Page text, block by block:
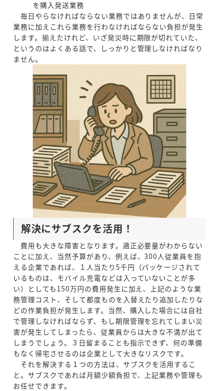
を購入発送業務
毎日やらなければならない業務ではありませんが、日常
業務に加えこれら業務を行わなければならない負担が発生
します。揃えたけれど、いざ発災時に期限が切れていた、
というのはよくある話で、しっかりと管理しなければなり
ません。
解決にサブスクを活用！
費用も大きな障害となります。適正必要量がわからない
ことに加え、当然予算があり、例えば、300人従業員を抱
える企業であれば、１人当たり5千円（パッケージされて
いるものは、モバイル充電などは入っていないことが多
い）としても150万円の費用発生に加え、上記のような業
務管理コスト、そして都度ものを入替えたり追加したりな
どの作業負担が発生します。当然、購入した場合には自社
で管理しなければならず、もし期限管理を忘れてしまい災
害が発生してしまったら、従業員からは大きな不満が出て
しまうでしょう。３日留まることも指示できず、何の準備
もなく帰宅させるのは企業として大きなリスクです。
それを解決する１つの方法は、サブスクを活用するこ
と。サブスクであれば月額少額負担で、上記業務や管理も
お任せできます。